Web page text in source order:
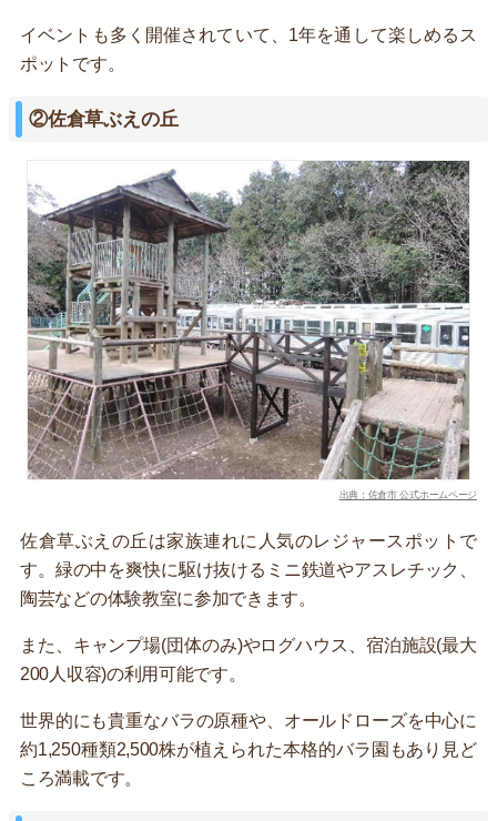
イベントも多く開催されていて、1年を通して楽しめるス
ポットです。
②佐倉草ぶえの丘
出典：佐倉市 公式ホームページ
佐倉草ぶえの丘は家族連れに人気のレジャースポットで
す。緑の中を爽快に駆け抜けるミニ鉄道やアスレチック、
陶芸などの体験教室に参加できます。
また、キャンプ場(団体のみ)やログハウス、宿泊施設(最大
200人収容)の利用可能です。
世界的にも貴重なバラの原種や、オールドローズを中心に
約1,250種類2,500株が植えられた本格的バラ園もあり見ど
ころ満載です。